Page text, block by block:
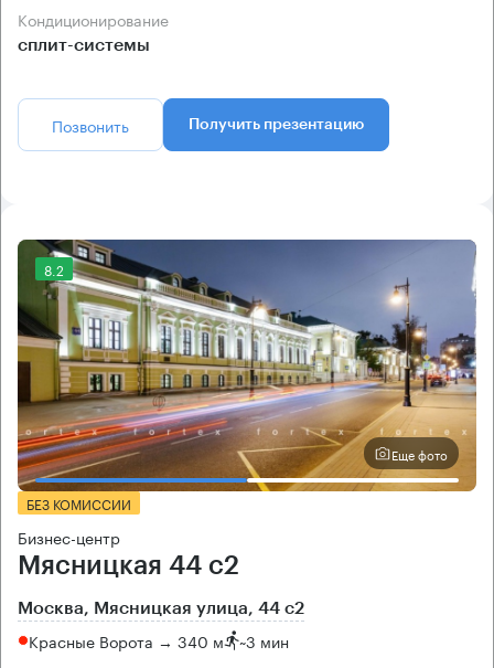
Кондиционирование
сплит-системы
Позвонить Получить презентацию
8.2
Еще фото
БЕЗ КОМИССИИ
Бизнес-центр
Мясницкая 44 с2
Москва, Мясницкая улица, 44 с2
Красные Ворота → 340 м ~3 мин